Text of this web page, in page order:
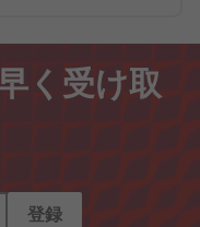
く受け取
登録